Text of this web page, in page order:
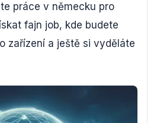
práce v německu pro
fajn job, kde budete
zařízení a ještě si vyděláte